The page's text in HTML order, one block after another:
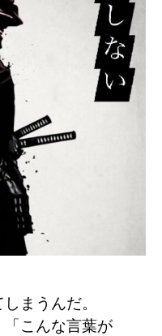
まうんだ。
「こんな言葉が